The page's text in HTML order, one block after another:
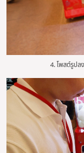
4. โพสต์รูป